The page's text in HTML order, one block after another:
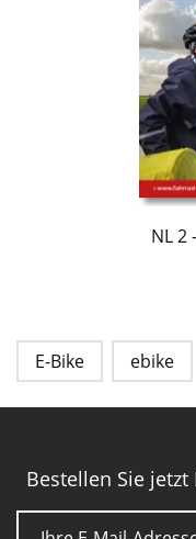
NL 2
E-Bike ebike
Bestellen Sie
E-Mail